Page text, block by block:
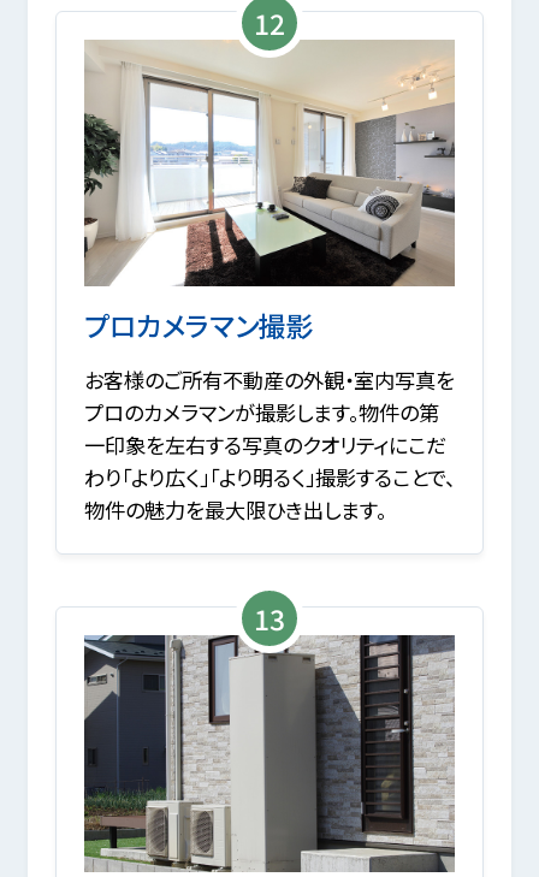
12
プロカメラマン撮影
お客様のご所有不動産の外観・室内写真を
プロのカメラマンが撮影します。物件の第
一印象を左右する写真のクオリティにこだ
わり「より広く」「より明るく」撮影することで、
物件の魅力を最大限ひき出します。
13